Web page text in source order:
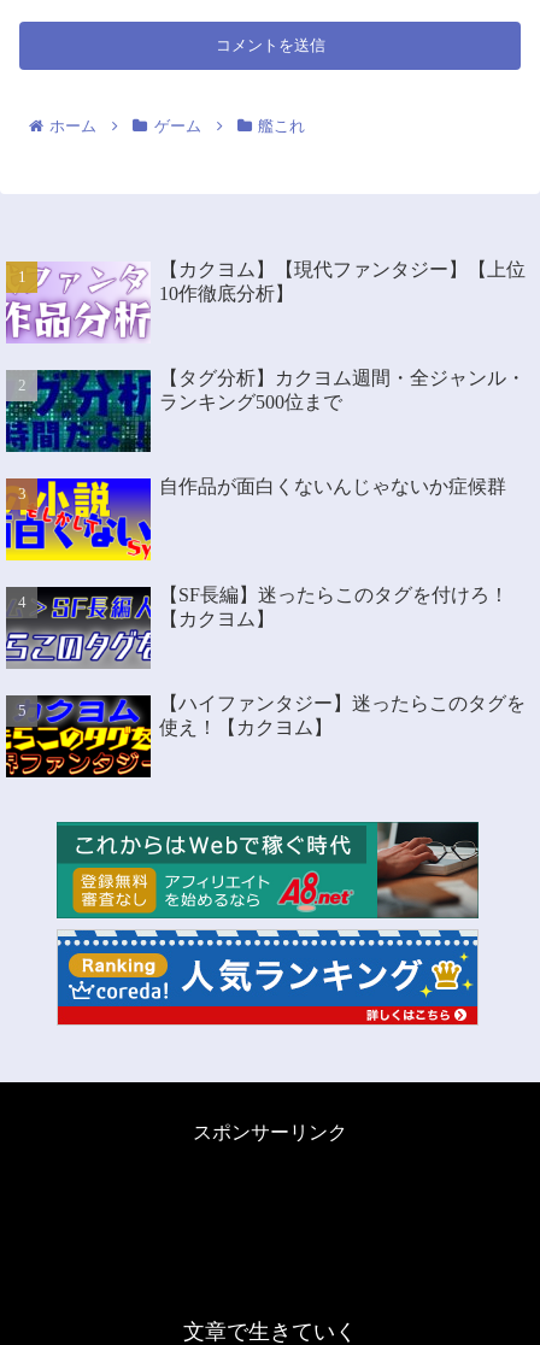
ホーム ゲーム 艦これ
【カクヨム】【現代ファンタジー】【上位
10作徹底分析】
【タグ分析】カクヨム週間・全ジャンル・
ランキング500位まで
自作品が面白くないんじゃないか症候群
【SF長編】迷ったらこのタグを付けろ！
【カクヨム】
【ハイファンタジー】迷ったらこのタグを
使え！【カクヨム】
スポンサーリンク
文章で生きていく